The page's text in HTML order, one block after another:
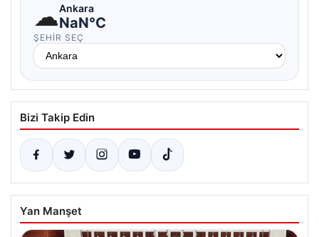
☁Ankara
NaN°C
ŞEHIR SEÇ
Bizi Takip Edin
Yan Manşet